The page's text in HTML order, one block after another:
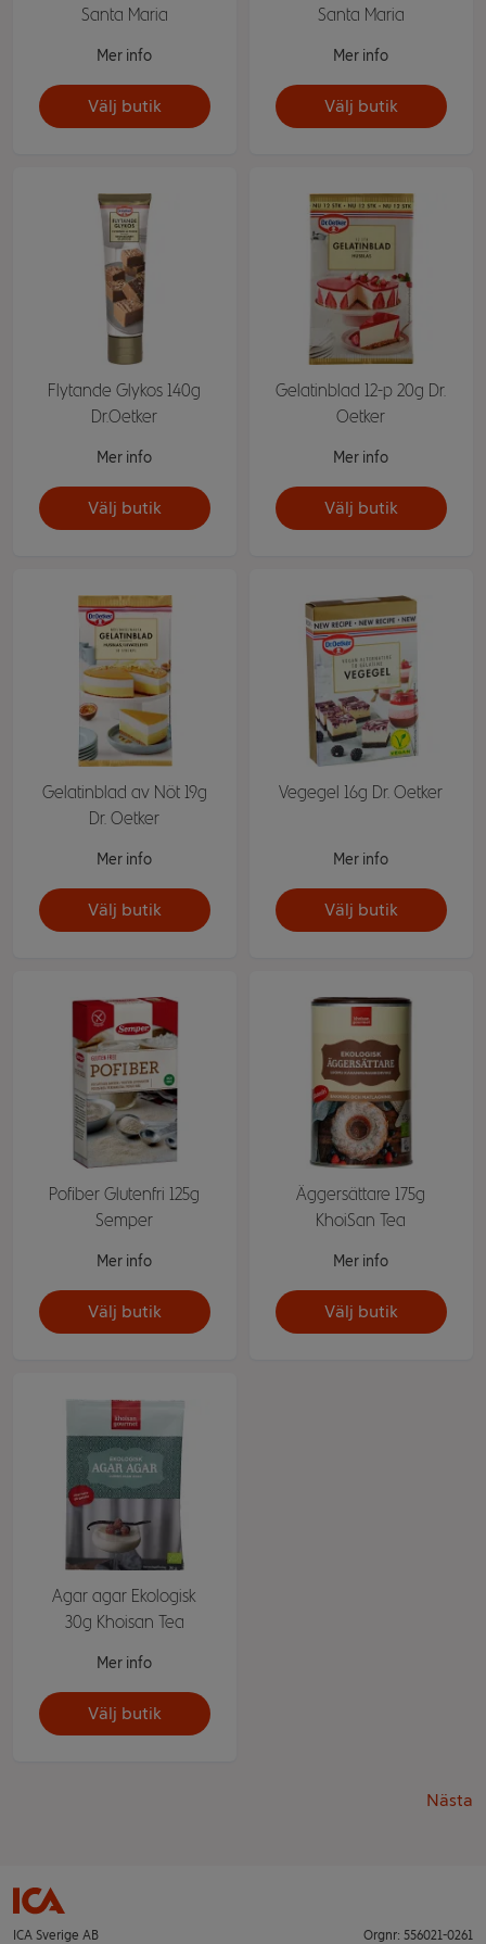
Santa Maria
Mer info
Välj butik
Santa Maria
Mer info
Välj butik
Flytande Glykos 140g
Dr.Oetker
Mer info
Välj butik
Gelatinblad 12-p 20g Dr.
Oetker
Mer info
Välj butik
Gelatinblad av Nöt 19g
Dr. Oetker
Mer info
Välj butik
Vegegel 16g Dr. Oetker
Mer info
Välj butik
Pofiber Glutenfri 125g
Semper
Mer info
Välj butik
Äggersättare 175g
KhoiSan Tea
Mer info
Välj butik
Agar agar Ekologisk
30g Khoisan Tea
Mer info
Välj butik
Nästa
ICA Sverige AB Orgnr: 556021-0261